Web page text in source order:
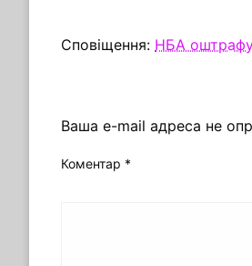
Сповіщення: НБА
Ваша e-mail адреса не
Коментар *